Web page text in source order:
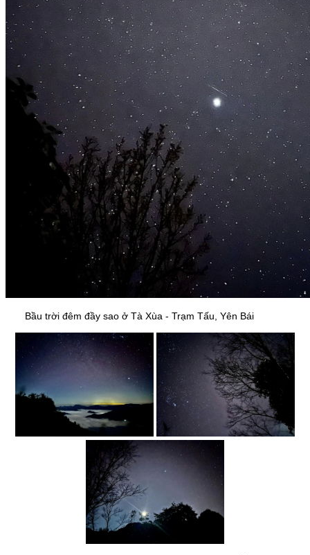
Bầu trời đêm đầy sao ở Tà Xùa - Trạm Tấu, Yên Bái